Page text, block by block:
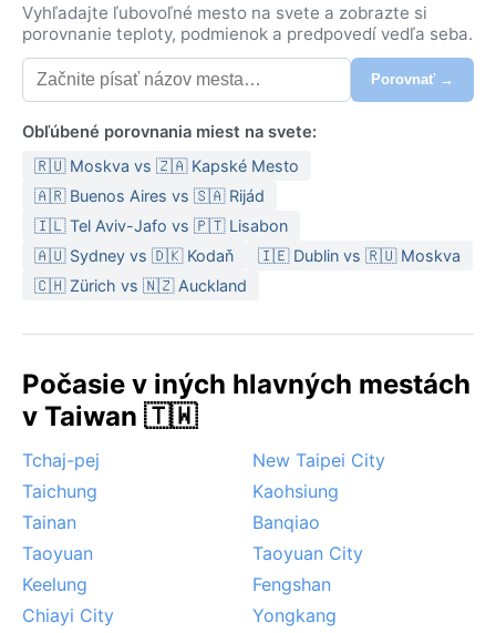
Vyhľadajte ľubovoľné mesto na svete a zobrazte si
porovnanie teploty, podmienok a predpovedí vedľa seba.
Porovnať →
Obľúbené porovnania miest na svete:
🇷🇺 Moskva vs 🇿🇦 Kapské Mesto
🇦🇷 Buenos Aires vs 🇸🇦 Rijád
🇮🇱 Tel Aviv-Jafo vs 🇵🇹 Lisabon
🇦🇺 Sydney vs 🇩🇰 Kodaň
🇮🇪 Dublin vs 🇷🇺 Moskva
🇨🇭 Zürich vs 🇳🇿 Auckland
Počasie v iných hlavných mestách
v Taiwan 🇹🇼
Tchaj-pej
New Taipei City
Taichung
Kaohsiung
Tainan
Banqiao
Taoyuan
Taoyuan City
Keelung
Fengshan
Chiayi City
Yongkang